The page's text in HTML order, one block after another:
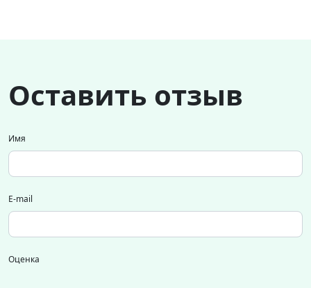
Оставить отзыв
Имя
E-mail
Оценка